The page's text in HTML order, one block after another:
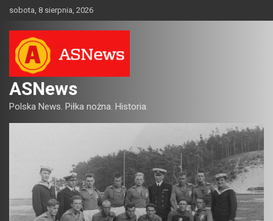
content
sobota, 8 sierpnia, 2026
ASNews
Polska News. Piłka nożna. Historia.